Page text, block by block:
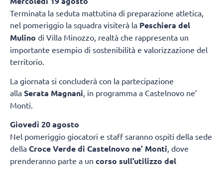
Terminata la seduta mattutina di preparazione atletica,
nel pomeriggio la squadra visiterà la Peschiera del
Mulino di Villa Minozzo, realtà che rappresenta un
importante esempio di sostenibilità e valorizzazione del
territorio.
La giornata si concluderà con la partecipazione
alla Serata Magnani , in programma a Castelnovo ne’
Monti.
Giovedì 20 agosto
Nel pomeriggio giocatori e staff saranno ospiti della sede
della Croce Verde di Castelnovo ne’ Monti, dove
prenderanno parte a un corso sull’utilizzo del